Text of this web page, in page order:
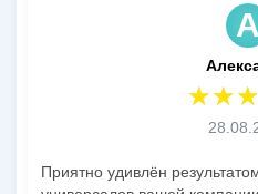
А
Приятно удивлён